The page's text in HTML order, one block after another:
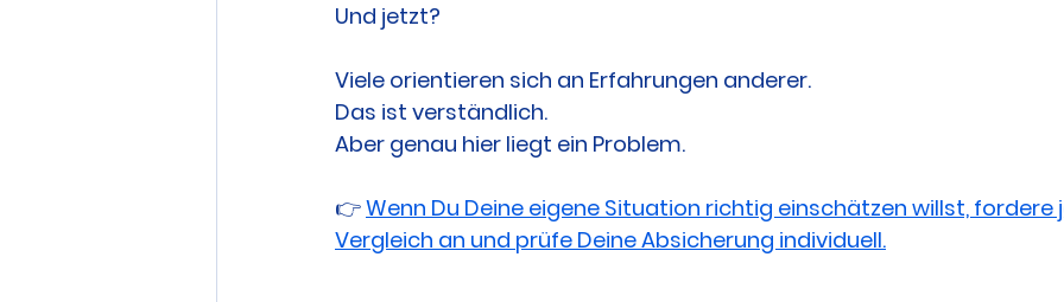
Und jetzt?
Viele orientieren sich an Erfahrungen anderer.
Das ist verständlich.
Aber genau hier liegt ein Problem.
👉 Wenn Du Deine eigene Situation richtig einschätzen willst, fordere
Vergleich an und prüfe Deine Absicherung individuell.